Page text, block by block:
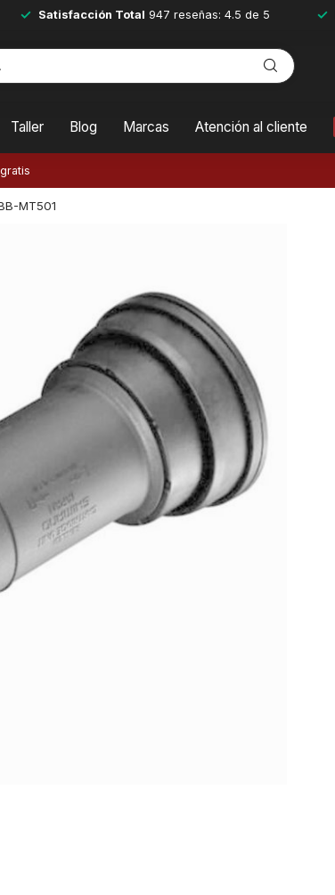
Satisfacción Total 947 reseñas: 4.5 de 5
Taller Blog Marcas Atención al cliente
MT501